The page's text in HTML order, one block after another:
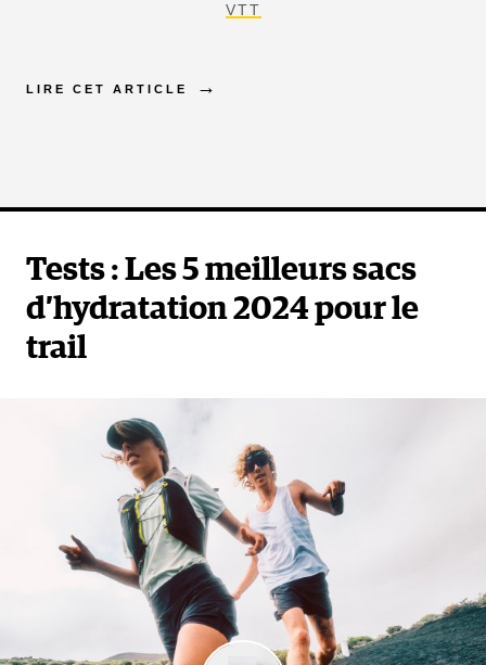
VTT
LIRE CET ARTICLE
Tests : Les 5 meilleurs sacs
d’hydratation 2024 pour le
trail